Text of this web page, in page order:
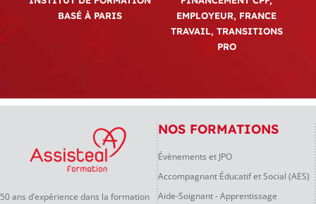
BASÉ À PARIS
EMPLOYEUR, FRANCE
TRAVAIL, TRANSITIONS
PRO
50 ans d’expérience dans la formation
NOS FORMATIONS
Évènements et JPO
Accompagnant Éducatif et Social (AES)
Aide-Soignant - Apprentissage